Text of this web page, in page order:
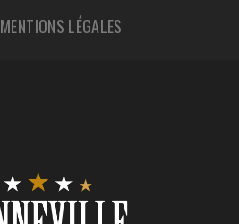
MENTIONS LÉGALES